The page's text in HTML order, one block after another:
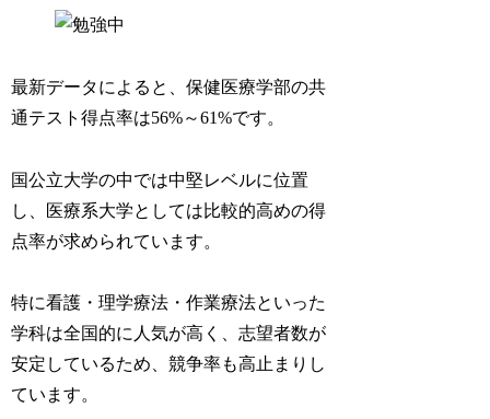
最新データによると、保健医療学部の共
通テスト得点率は56%～61%です。
国公立大学の中では中堅レベルに位置
し、医療系大学としては比較的高めの得
点率が求められています。
特に看護・理学療法・作業療法といった
学科は全国的に人気が高く、志望者数が
安定しているため、競争率も高止まりし
ています。